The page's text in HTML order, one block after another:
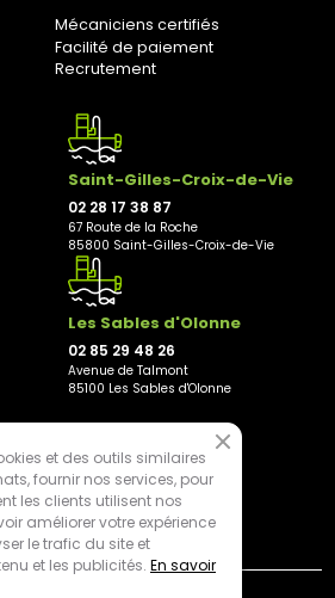
Mécaniciens certifiés
Facilité de paiement
Recrutement
Saint-Gilles-Croix-de-Vie
02 28 17 38 87
67 Route de la Roche
85800 Saint-Gilles-Croix-de-Vie
Les Sables d'Olonne
02 85 29 48 26
Avenue de Talmont
85100 Les Sables d'Olonne
et des outils similaires
fournir nos services, pour
les clients utilisent nos
améliorer votre expérience
le trafic du site et
et les publicités. En savoir